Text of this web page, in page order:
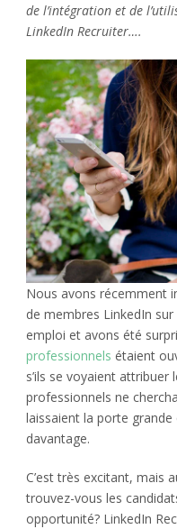
de l’intégration et de
LinkedIn Recruiter….
Nous avons récemment
de membres LinkedIn
emploi et avons été
professionnels étaient
s’ils se voyaient
professionnels ne
laissaient la porte
davantage.
C’est très excitant, mais
trouvez-vous les
opportunité? LinkedIn